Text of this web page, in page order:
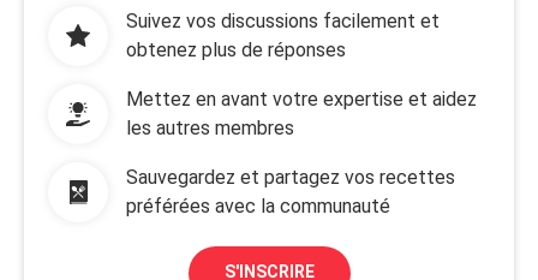
Suivez vos discussions facilement et
obtenez plus de réponses
Mettez en avant votre expertise et aidez
les autres membres
Sauvegardez et partagez vos recettes
préférées avec la communauté
S'INSCRIRE